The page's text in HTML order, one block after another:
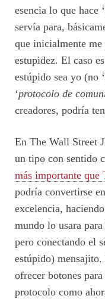
esencia lo que hace
servía para,
que inicialmente me
estupidez. El caso
estúpido sea yo (no
‘protocolo de
creadores, podría
En The Wall Street
un tipo con sentido
más importante que
podría convertirse
excelencia,
mundo lo usara
pero conectando el
estúpido)
ofrecer botones
protocolo como